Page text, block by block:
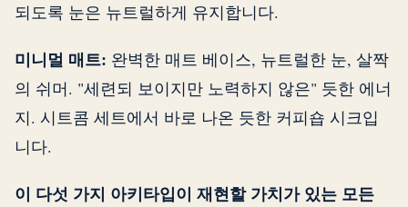
되도록 눈은 뉴트럴하게 유지합니다.
미니멀 매트: 완벽한 매트 베이스, 뉴트럴한 눈, 살짝
의 쉬머. "세련되 보이지만 노력하지 않은" 듯한 에너
지. 시트콤 세트에서 바로 나온 듯한 커피숍 시크입
니다.
이 다섯 가지 아키타입이 재현할 가치가 있는 모든